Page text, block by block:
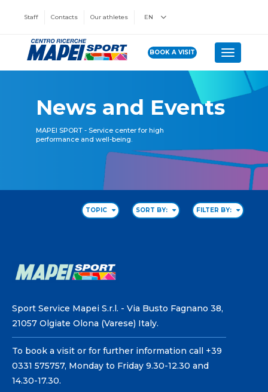
Staff Contacts Our athletes EN
BOOK A VISIT Toggle
News and Events
MAPEI SPORT - Service center for high
performance and well-being.
TOPIC SORT BY: FILTER BY:
Sport Service Mapei S.r.l. - Via Busto Fagnano 38,
21057 Olgiate Olona (Varese) Italy.
To book a visit or for further information call +39
0331 575757, Monday to Friday 9.30-12.30 and
14.30-17.30.